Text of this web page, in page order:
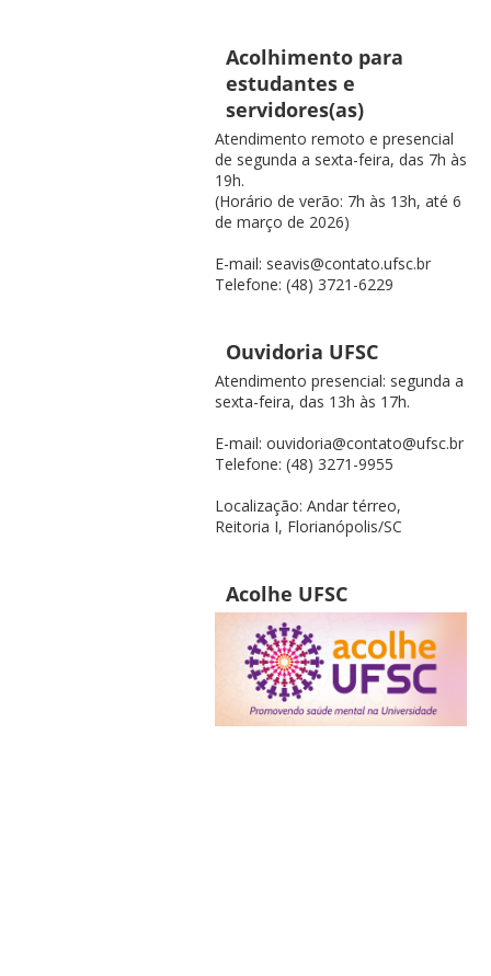
Acolhimento para
estudantes e
servidores(as)
Atendimento remoto e presencial
de segunda a sexta-feira, das 7h às
19h.
(Horário de verão: 7h às 13h, até 6
de março de 2026)
E-mail: seavis@contato.ufsc.br
Telefone: (48) 3721-6229
Ouvidoria UFSC
Atendimento presencial: segunda a
sexta-feira, das 13h às 17h.
E-mail: ouvidoria@contato@ufsc.br
Telefone: (48) 3271-9955
Localização: Andar térreo,
Reitoria I, Florianópolis/SC
Acolhe UFSC